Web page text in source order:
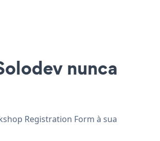
nunca
Registration Form à sua